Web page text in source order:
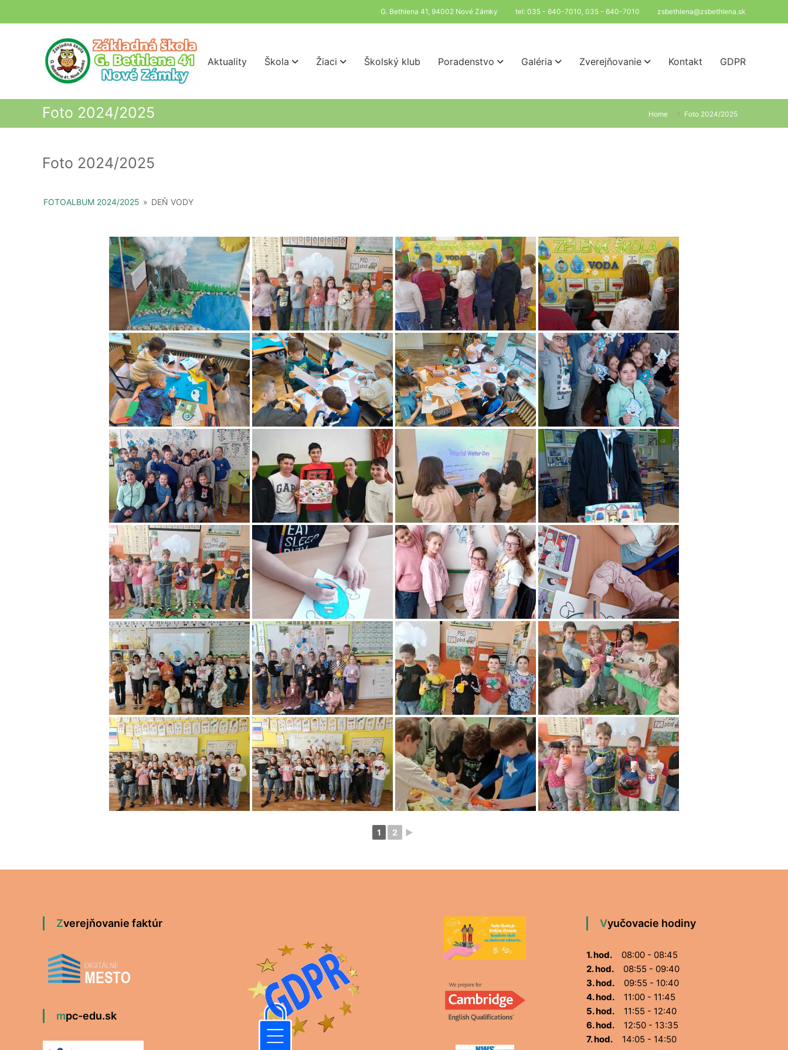
G. Bethlena 41, 94002 Nové Zámky tel: 035 - 640-7010, 035 - 640-7010 zsbethlena@zsbethlena.sk
Aktuality Škola Žiaci Školský klub Poradenstvo Galéria Zverejňovanie Kontakt GDPR
Foto 2024/2025 Home Foto 2024/2025
Foto 2024/2025
FOTOALBUM 2024/2025 » DEŇ VODY
1 2 ►
Zverejňovanie faktúr
mpc-edu.sk
Vyučovacie hodiny
1. hod. 08:00 - 08:45
2. hod. 08:55 - 09:40
3. hod. 09:55 - 10:40
4. hod. 11:00 - 11:45
5. hod. 11:55 - 12:40
6. hod. 12:50 - 13:35
7. hod. 14:05 - 14:50